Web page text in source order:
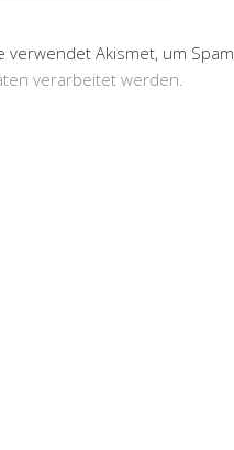
verwendet Akismet, um
verarbeitet werden.